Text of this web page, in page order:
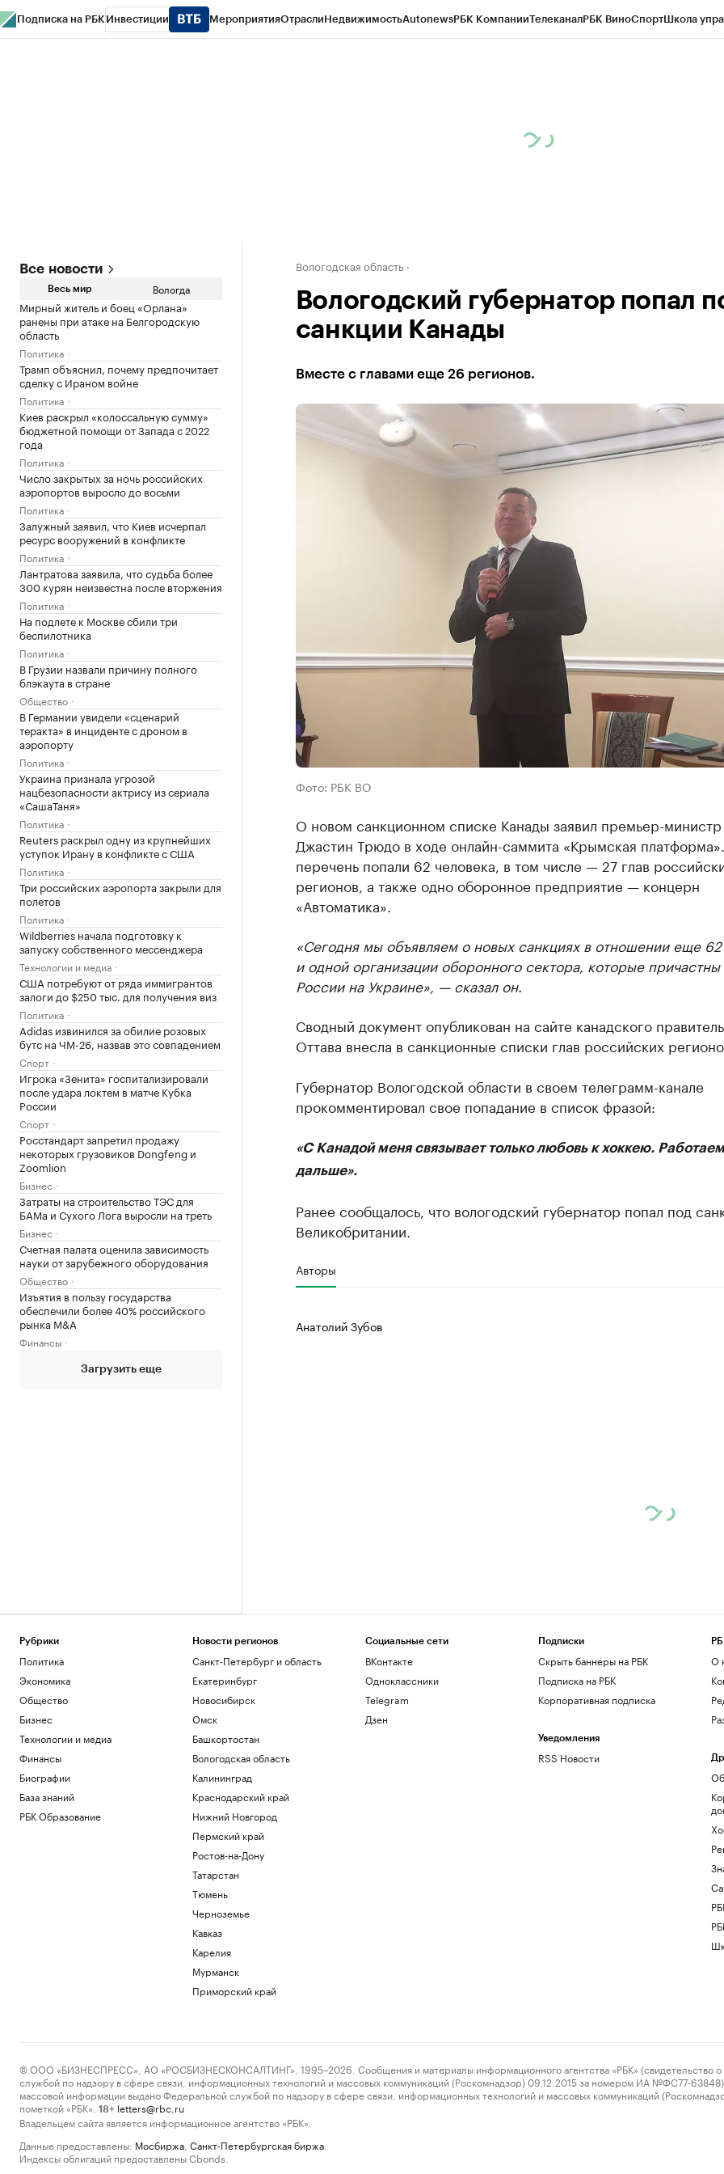
Подписка на РБК Инвестиции МероприятияОтраслиНедвижимостьAutonewsРБК КомпанииТелеканалРБК ВиноСпортШкола
Все новости
Весь мир Вологда
Мирный житель и боец «Орлана»
ранены при атаке на Белгородскую
область
Политика
Трамп объяснил, почему предпочитает
сделку с Ираном войне
Политика
Киев раскрыл «колоссальную сумму»
бюджетной помощи от Запада с 2022
года
Политика
Число закрытых за ночь российских
аэропортов выросло до восьми
Политика
Залужный заявил, что Киев исчерпал
ресурс вооружений в конфликте
Политика
Лантратова заявила, что судьба более
300 курян неизвестна после вторжения
Политика
На подлете к Москве сбили три
беспилотника
Политика
В Грузии назвали причину полного
блэкаута в стране
Общество
В Германии увидели «сценарий
теракта» в инциденте с дроном в
аэропорту
Политика
Украина признала угрозой
нацбезопасности актрису из сериала
«СашаТаня»
Политика
Reuters раскрыл одну из крупнейших
уступок Ирану в конфликте с США
Политика
Три российских аэропорта закрыли для
полетов
Политика
Wildberries начала подготовку к
запуску собственного мессенджера
Технологии и медиа
США потребуют от ряда иммигрантов
залоги до $250 тыс. для получения виз
Политика
Adidas извинился за обилие розовых
бутс на ЧМ-26, назвав это совпадением
Спорт
Игрока «Зенита» госпитализировали
после удара локтем в матче Кубка
России
Спорт
Росстандарт запретил продажу
некоторых грузовиков Dongfeng и
Zoomlion
Бизнес
Затраты на строительство ТЭС для
БАМа и Сухого Лога выросли на треть
Бизнес
Счетная палата оценила зависимость
науки от зарубежного оборудования
Общество
Изъятия в пользу государства
обеспечили более 40% российского
рынка M&A
Финансы
Загрузить еще
Вологодская область
Вологодский губернатор попал
санкции Канады
Вместе с главами еще 26 регионов.
Фото: РБК ВО
О новом санкционном списке Канады заявил премьер-министр
Джастин Трюдо в ходе онлайн-саммита «Крымская
перечень попали 62 человека, в том числе — 27 глав
регионов, а также одно оборонное предприятие — концерн
«Автоматика».
«Сегодня мы объявляем о новых санкциях в отношении еще 62
и одной организации оборонного сектора, которые
России на Украине», — сказал он.
Сводный документ опубликован на сайте канадского
Оттава внесла в санкционные списки глав российских
Губернатор Вологодской области в своем телеграмм-канале
прокомментировал свое попадание в список фразой:
«С Канадой меня связывает только любовь к хоккею. Работаем
дальше».
Ранее сообщалось, что вологодский губернатор попал под
Великобритании.
Авторы
Анатолий Зубов
Рубрики
Политика
Экономика
Общество
Бизнес
Технологии и медиа
Финансы
Биографии
База знаний
РБК Образование
Новости регионов
Санкт-Петербург и область
Екатеринбург
Новосибирск
Омск
Башкортостан
Вологодская область
Калининград
Краснодарский край
Нижний Новгород
Пермский край
Ростов-на-Дону
Татарстан
Тюмень
Черноземье
Кавказ
Карелия
Мурманск
Приморский край
Социальные сети
ВКонтакте
Одноклассники
Telegram
Дзен
Подписки
Скрыть баннеры на РБК
Подписка на РБК
Корпоративная подписка
Уведомления
RSS Новости
О
© ООО «БИЗНЕСПРЕСС», АО «РОСБИЗНЕСКОНСАЛТИНГ», 1995–2026. Сообщения и материалы информационного агентства «РБК» (свидетельство о
службой по надзору в сфере связи, информационных технологий и массовых коммуникаций (Роскомнадзор) 09.12.2015 за номером ИА №ФС77-63848)
массовой информации выдано Федеральной службой по надзору в сфере связи, информационных технологий и массовых коммуникаций
пометкой «РБК».
18+ letters@rbc.ru
Владельцем сайта является информационное агентство «РБК».
Данные предоставлены: Мосбиржа Санкт-Петербургская биржа
Индексы облигаций предоставлены Cbonds.